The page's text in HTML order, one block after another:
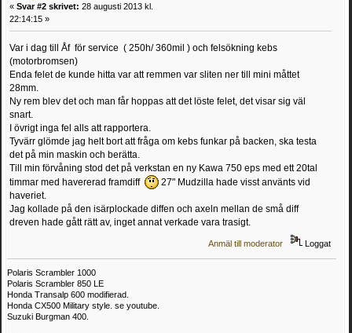
« Svar #2 skrivet: 28 augusti 2013 kl.
22:14:15 »
Var i dag till Åf för service ( 250h/ 360mil ) och felsökning kebs
(motorbromsen)
Enda felet de kunde hitta var att remmen var sliten ner till mini måttet
28mm.
Ny rem blev det och man får hoppas att det löste felet, det visar sig väl
snart.
I övrigt inga fel alls att rapportera.
Tyvärr glömde jag helt bort att fråga om kebs funkar på backen, ska testa
det på min maskin och berätta.
Till min förvåning stod det på verkstan en ny Kawa 750 eps med ett 20tal
timmar med havererad framdiff
27" Mudzilla hade visst använts vid
haveriet.
Jag kollade på den isärplockade diffen och axeln mellan de små diff
dreven hade gått rätt av, inget annat verkade vara trasigt.
Anmäl till moderator Loggat
Polaris Scrambler 1000
Polaris Scrambler 850 LE
Honda Transalp 600 modifierad.
Honda CX500 Military style. se youtube.
Suzuki Burgman 400.